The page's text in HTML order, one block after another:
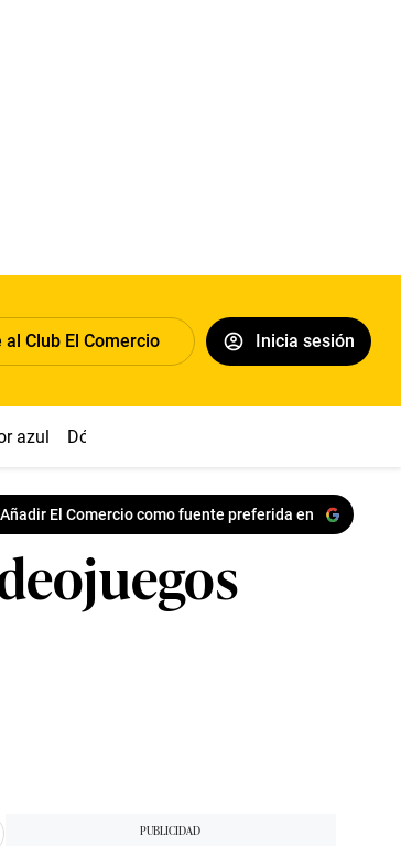
al Club El Comercio Inicia sesión
azul Dólar
Añadir El Comercio como fuente preferida en